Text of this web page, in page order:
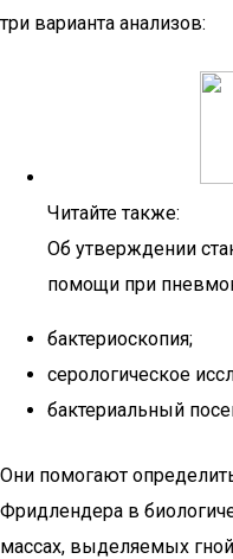
три варианта анализов:
Читайте также:
Об утверждении
помощи при
бактериоскопия;
серологическое
бактериальный
Они помогают
Фридлендера в
массах, выделяемых